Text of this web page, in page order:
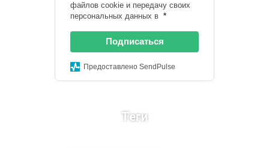
файлов cookie и передачу своих
персональных данных в *
Подписаться
Предоставлено SendPulse
Теги